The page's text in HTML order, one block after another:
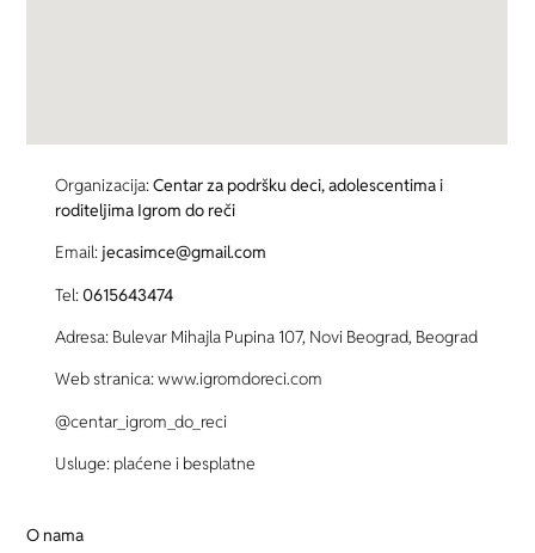
Organizacija:Centar za podršku deci, adolescentima i
roditeljima Igrom do reči
Email: jecasimce@gmail.com
Tel: 0615643474
Adresa: Bulevar Mihajla Pupina 107, Novi Beograd, Beograd
Web stranica: www.igromdoreci.com
@centar_igrom_do_reci
Usluge: plaćene i besplatne
O nama